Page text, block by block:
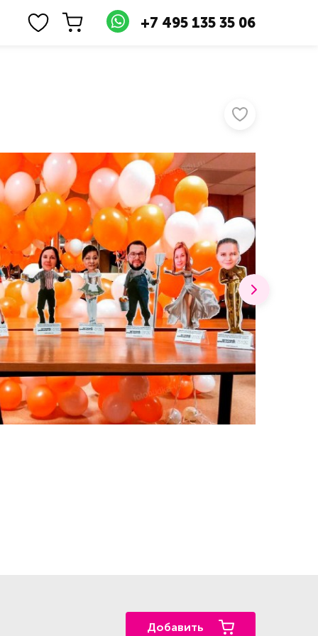
+7 495 135 35 06
Добавить